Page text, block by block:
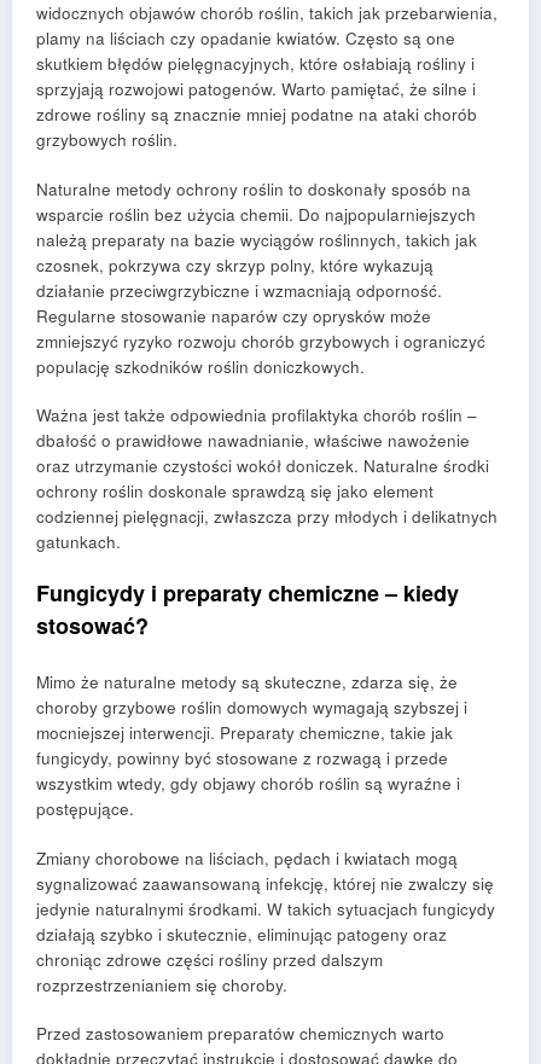
widocznych objawów chorób roślin, takich jak przebarwienia,
plamy na liściach czy opadanie kwiatów. Często są one
skutkiem błędów pielęgnacyjnych, które osłabiają rośliny i
sprzyjają rozwojowi patogenów. Warto pamiętać, że silne i
zdrowe rośliny są znacznie mniej podatne na ataki chorób
grzybowych roślin.
Naturalne metody ochrony roślin to doskonały sposób na
wsparcie roślin bez użycia chemii. Do najpopularniejszych
należą preparaty na bazie wyciągów roślinnych, takich jak
czosnek, pokrzywa czy skrzyp polny, które wykazują
działanie przeciwgrzybiczne i wzmacniają odporność.
Regularne stosowanie naparów czy oprysków może
zmniejszyć ryzyko rozwoju chorób grzybowych i ograniczyć
populację szkodników roślin doniczkowych.
Ważna jest także odpowiednia profilaktyka chorób roślin –
dbałość o prawidłowe nawadnianie, właściwe nawożenie
oraz utrzymanie czystości wokół doniczek. Naturalne środki
ochrony roślin doskonale sprawdzą się jako element
codziennej pielęgnacji, zwłaszcza przy młodych i delikatnych
gatunkach.
Fungicydy i preparaty chemiczne – kiedy
stosować?
Mimo że naturalne metody są skuteczne, zdarza się, że
choroby grzybowe roślin domowych wymagają szybszej i
mocniejszej interwencji. Preparaty chemiczne, takie jak
fungicydy, powinny być stosowane z rozwagą i przede
wszystkim wtedy, gdy objawy chorób roślin są wyraźne i
postępujące.
Zmiany chorobowe na liściach, pędach i kwiatach mogą
sygnalizować zaawansowaną infekcję, której nie zwalczy się
jedynie naturalnymi środkami. W takich sytuacjach fungicydy
działają szybko i skutecznie, eliminując patogeny oraz
chroniąc zdrowe części rośliny przed dalszym
rozprzestrzenianiem się choroby.
Przed zastosowaniem preparatów chemicznych warto
dokładnie przeczytać instrukcję i dostosować dawkę do